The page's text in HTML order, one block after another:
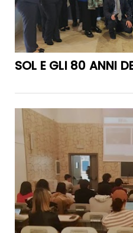
SOL E GLI 80 ANNI